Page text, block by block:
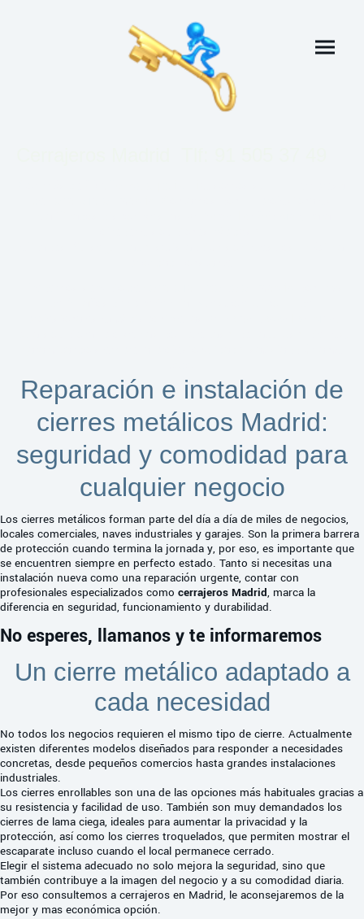
Reparación e instalación de
cierres metálicos Madrid:
seguridad y comodidad para
cualquier negocio
Los cierres metálicos forman parte del día a día de miles de negocios,
locales comerciales, naves industriales y garajes. Son la primera barrera
de protección cuando termina la jornada y, por eso, es importante que
se encuentren siempre en perfecto estado. Tanto si necesitas una
instalación nueva como una reparación urgente, contar con
profesionales especializados como cerrajeros Madrid, marca la
diferencia en seguridad, funcionamiento y durabilidad.
No esperes, llamanos y te informaremos
Un cierre metálico adaptado a
cada necesidad
No todos los negocios requieren el mismo tipo de cierre. Actualmente
existen diferentes modelos diseñados para responder a necesidades
concretas, desde pequeños comercios hasta grandes instalaciones
industriales.
Los cierres enrollables son una de las opciones más habituales gracias a
su resistencia y facilidad de uso. También son muy demandados los
cierres de lama ciega, ideales para aumentar la privacidad y la
protección, así como los cierres troquelados, que permiten mostrar el
escaparate incluso cuando el local permanece cerrado.
Elegir el sistema adecuado no solo mejora la seguridad, sino que
también contribuye a la imagen del negocio y a su comodidad diaria.
Por eso consultemos a cerrajeros en Madrid, le aconsejaremos de la
mejor y mas económica opción.